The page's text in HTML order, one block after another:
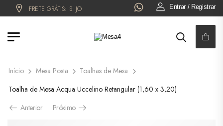
FRETE GRÁTIS:S. JOSÉ DO RIO PRETO! 6x NO CARTÃO OU 5% OFF
Entrar / Registrar
Início Mesa Posta
Toalhas de Mesa
Toalha de Mesa Acqua Uccelino Retangular (1,60 x 3,20)
Anterior
Próximo